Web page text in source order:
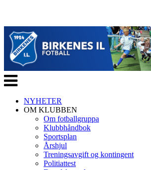
Veksle
navigasjon
NYHETER
OM KLUBBEN
Om fotballgruppa
Klubbhåndbok
Sportsplan
Årshjul
Treningsavgift og kontingent
Politiattest